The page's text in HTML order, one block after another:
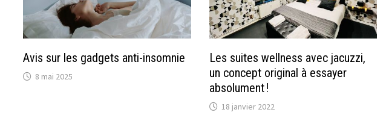
Avis sur les gadgets anti-insomnie
8 mai 2025
Les suites wellness avec jacuzzi,
un concept original à essayer
absolument !
18 janvier 2022